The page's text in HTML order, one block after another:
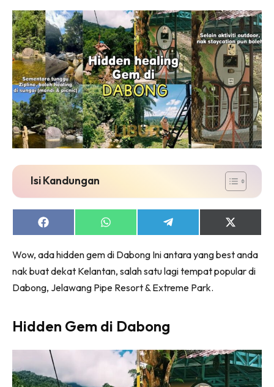
Isi Kandungan
Share
on
Share
on
Share
on
Share
on
(Twitter)
Wow, ada hidden gem di Dabong Ini antara yang best anda
nak buat dekat Kelantan, salah satu lagi tempat popular di
Dabong, Jelawang Pipe Resort & Extreme Park.
Hidden Gem di Dabong